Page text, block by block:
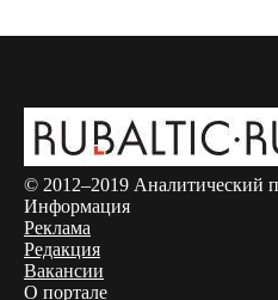
© 2012–2019 Аналитический
Информация
Реклама
Редакция
Вакансии
О портале